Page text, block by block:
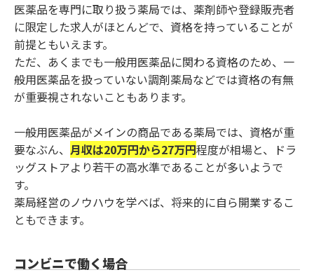
医薬品を専門に取り扱う薬局では、薬剤師や登録販売者
に限定した求人がほとんどで、資格を持っていることが
前提ともいえます。
ただ、あくまでも一般用医薬品に関わる資格のため、一
般用医薬品を扱っていない調剤薬局などでは資格の有無
が重要視されないこともあります。
一般用医薬品がメインの商品である薬局では、資格が重
要なぶん、 月収は20万円から27万円程度が相場と、ドラ
ッグストアより若干の高水準であることが多いようで
す。
薬局経営のノウハウを学べば、将来的に自ら開業するこ
ともできます。
コンビニで働く場合